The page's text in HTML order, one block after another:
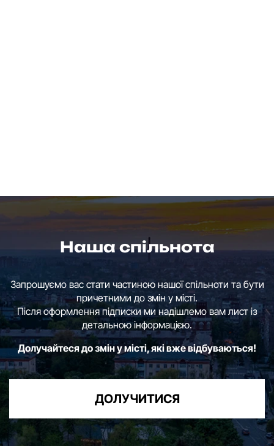
Наша спільнота
Запрошуємо вас стати частиною нашої спільноти та бути
причетними до змін у місті.
Після оформлення підписки ми надішлемо вам лист із
детальною інформацією.
Долучайтеся до змін у місті, які вже відбуваються!
ДОЛУЧИТИСЯ